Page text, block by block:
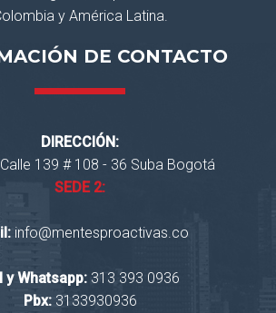
y América Latina.
DE CONTACTO
DIRECCIÓN:
139 # 108 - 36 Suba Bogotá
SEDE 2:
info@mentesproactivas.co
y Whatsapp:313 393 0936
Pbx:3133930936